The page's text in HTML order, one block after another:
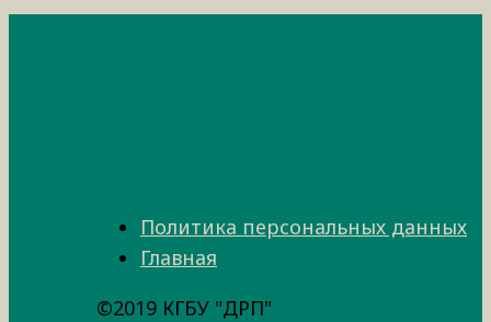
Политика персональных данных
Главная
©2019 КГБУ "ДРП"